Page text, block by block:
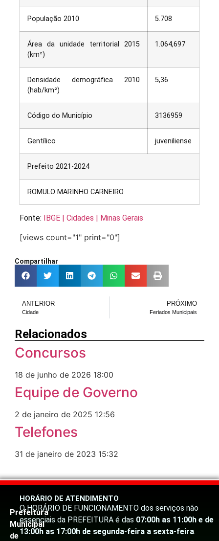
População 2010 5.708
Área da unidade territorial 2015
(km²)
1.064,697
Densidade demográfica 2010
(hab/km²)
5,36
Código do Município 3136959
Gentílico juveniliense
Prefeito 2021-2024
ROMULO MARINHO CARNEIRO
Fonte: IBGE | Cidades | Minas Gerais
[views count="1" print="0"]
Compartilhar
ANTERIOR
Cidade
PRÓXIMO
Feriados Municipais
Relacionados
Concursos
18 de junho de 2026 18:00
Equipe de Governo
2 de janeiro de 2025 12:56
Telefones
31 de janeiro de 2023 15:32
Prefeitura
Municipal
de
HORÁRIO DE ATENDIMENTO
O HORÁRIO DE FUNCIONAMENTO dos serviços não
essenciais da PREFEITURA é das 07:00h as 11:00h e de
13:00h as 17:00h de segunda-feira a sexta-feira.